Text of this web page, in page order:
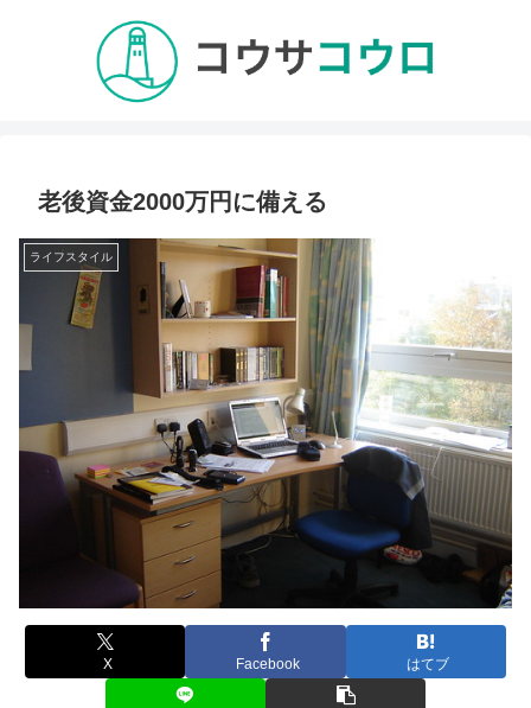
老後資金2000万円に備える
ライフスタイル
X Facebook はてブ